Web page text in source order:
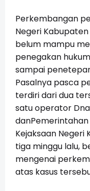
Perkembangan
Negeri
belum mampu
penegakan
sampai
Pasalnya pasca
terdiri dari dua
satu operator
danPemerintahan
Kejaksaan
tiga minggu lalu,
mengenai
atas kasus